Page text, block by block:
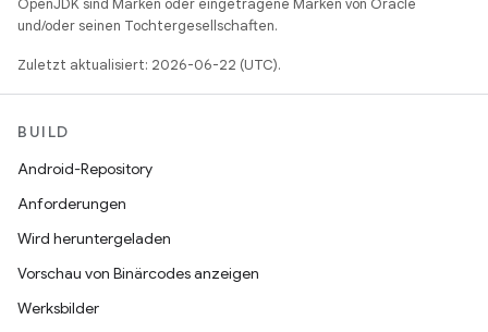
OpenJDK sind Marken oder eingetragene Marken von Oracle
und/oder seinen Tochtergesellschaften.
Zuletzt aktualisiert: 2026-06-22 (UTC).
BUILD
Android-Repository
Anforderungen
Wird heruntergeladen
Vorschau von Binärcodes anzeigen
Werksbilder